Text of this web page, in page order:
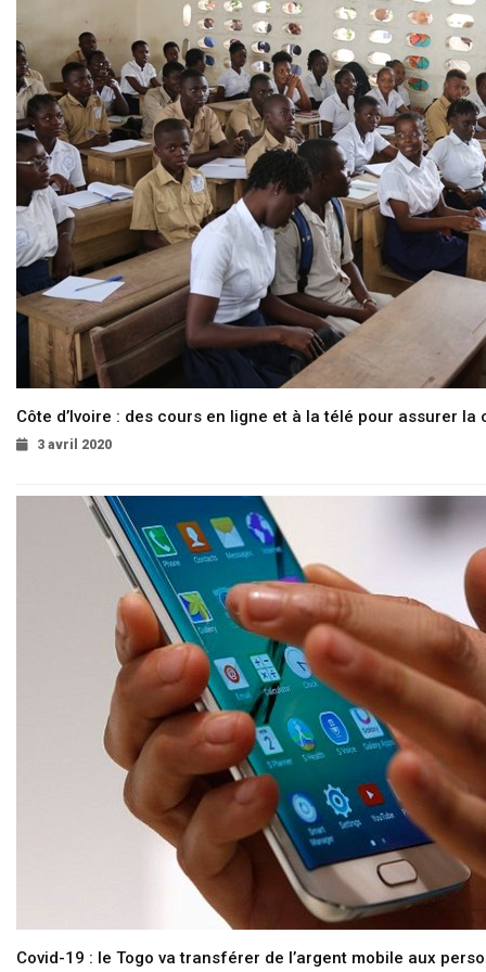
Côte d’Ivoire : des cours en ligne et à la télé pour assurer la
3 avril 2020
Covid-19 : le Togo va transférer de l’argent mobile aux